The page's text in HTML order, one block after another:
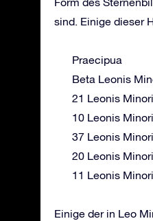
sind. Einige dieser
Praecipua
Beta Leonis
21 Leonis
10 Leonis
37 Leonis
20 Leonis
11 Leonis
Einige der in Leo